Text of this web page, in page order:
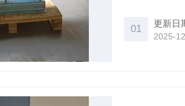
步实现 了维
子，部分产品
01 更新日
2025-